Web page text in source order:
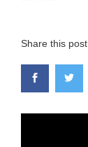
Share this post